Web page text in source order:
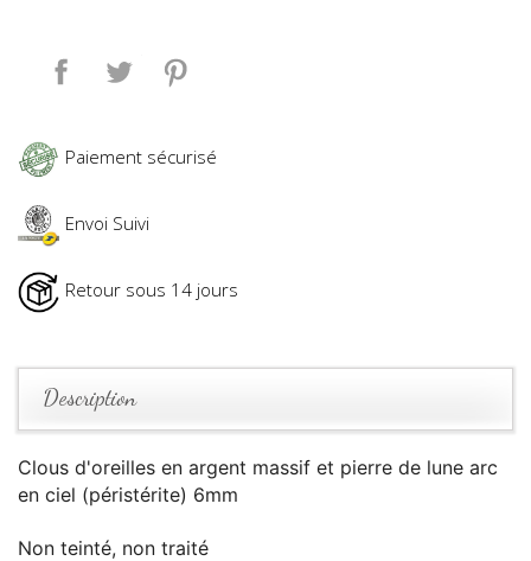
Partager Tweet
Paiement sécurisé
Envoi Suivi
Retour sous 14 jours
Description
Clous d'oreilles en argent massif et pierre de lune arc
en ciel (péristérite) 6mm
Non teinté, non traité